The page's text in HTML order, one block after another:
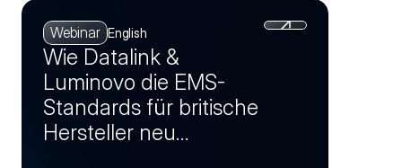
Webinar English
Wie Datalink &
Luminovo die EMS-
Standards für britische
Hersteller neu